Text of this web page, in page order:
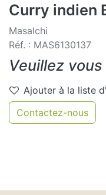
Curry indien
Masalchi
Réf. : MAS6130137
Veuillez
Ajouter à la liste
Contactez-nous